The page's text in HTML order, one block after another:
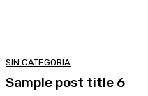
SIN CATEGORÍA
Sample post title 6